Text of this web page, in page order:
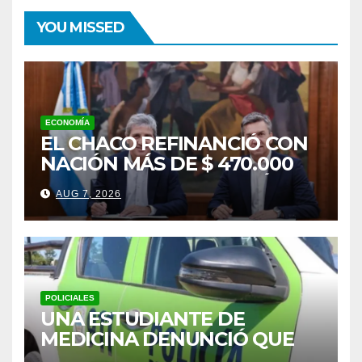
YOU MISSED
ECONOMÍA
EL CHACO REFINANCIÓ CON
NACIÓN MÁS DE $ 470.000
MILLONES QUE PAGARÁ
HASTA FINES DE 2027
AUG 7, 2026
POLICIALES
UNA ESTUDIANTE DE
MEDICINA DENUNCIÓ QUE